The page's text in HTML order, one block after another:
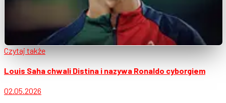
Czytaj także
Louis Saha chwali Distina i nazywa Ronaldo cyborgiem
02.05.2026